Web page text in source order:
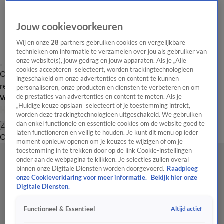
Overzicht Laatste nieuws Regionieuws Het beste van Hart
Tip de
redactie
Volg Hart van Nederland
Zoeken
OverzichtRegioUitzendingenWeerTip de redactiePanelVideo's
Jouw cookievoorkeuren
Wij en onze28 partners gebruiken cookies en vergelijkbare
technieken om informatie te verzamelen over jou als gebruiker van
onze website(s), jouw gedrag en jouw apparaten. Als je „Alle
cookies accepteren” selecteert, worden trackingtechnologieën
ingeschakeld om onze advertenties en content te kunnen
personaliseren, onze producten en diensten te verbeteren en om
de prestaties van advertenties en content te meten. Als je
„Huidige keuze opslaan” selecteert of je toestemming intrekt,
worden deze trackingtechnologieën uitgeschakeld. We gebruiken
dan enkel functionele en essentiële cookies om de website goed te
laten functioneren en veilig te houden. Je kunt dit menu op ieder
moment opnieuw openen om je keuzes te wijzigen of om je
toestemming in te trekken door op de link Cookie-instellingen
onder aan de webpagina te klikken. Je selecties zullen overal
binnen onze Digitale Diensten worden doorgevoerd. Raadpleeg
onze Cookieverklaring voor meer informatie.
Bekijk hier onze
Digitale Diensten.
Functioneel & Essentieel Altijd actief